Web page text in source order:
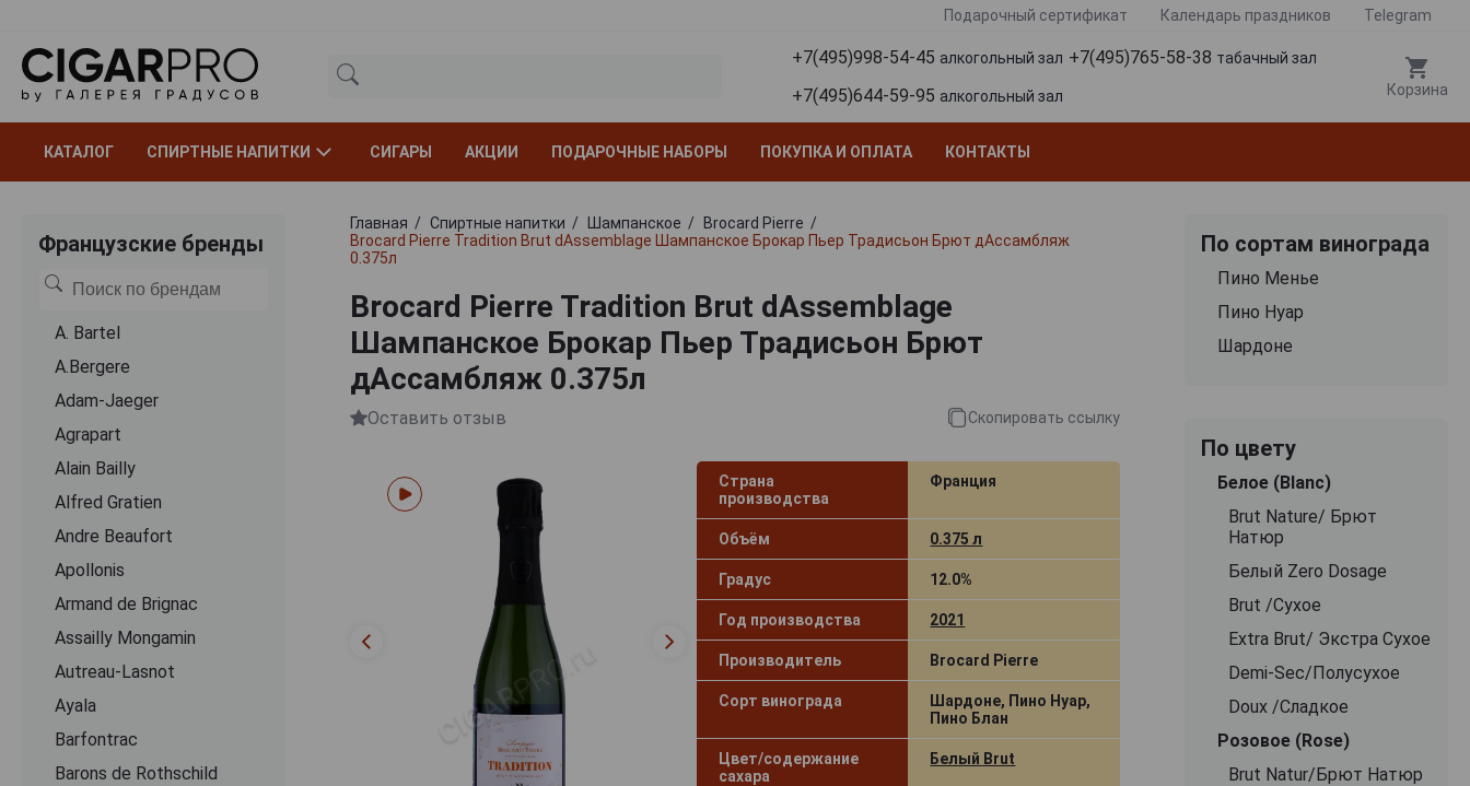
Подарочный сертификат Календарь праздников Telegram
+7(495)998-54-45 алкогольный зал +7(495)765-58-38 табачный зал
+7(495)644-59-95 алкогольный зал Корзина
КАТАЛОГ СПИРТНЫЕ НАПИТКИ СИГАРЫ АКЦИИ ПОДАРОЧНЫЕ НАБОРЫ ПОКУПКА И ОПЛАТА КОНТАКТЫ
Французские бренды
A. Bartel
A.Bergere
Adam-Jaeger
Agrapart
Alain Bailly
Alfred Gratien
Andre Beaufort
Apollonis
Armand de Brignac
Assailly Mongamin
Autreau-Lasnot
Ayala
Barfontrac
Barons de Rothschild
Главная Спиртные напитки Шампанское
Brocard Pierre
Brocard Pierre Tradition Brut dAssemblage Шампанское Брокар Пьер Традисьон Брют дАссамбляж
0.375л
Brocard Pierre Tradition Brut dAssemblage
Шампанское Брокар Пьер Традисьон Брют
дАссамбляж 0.375л
Оставить отзыв Скопировать ссылку
Страна
производства
Франция
Объём 0.375 л
Градус 12.0%
Год производства 2021
Производитель Brocard Pierre
Сорт винограда
Шардоне, Пино Нуар,
Пино Блан
Цвет/содержание
сахара
Белый Brut
По сортам винограда
Пино Менье
Пино Нуар
Шардоне
По цвету
Белое (Blanc)
Brut Nature/ Брют
Натюр
Белый Zero Dosage
Brut /Сухое
Extra Brut/ Экстра Сухое
Demi-Sec/Полусухое
Doux /Сладкое
Розовое (Rose)
Brut Natur/Брют Натюр